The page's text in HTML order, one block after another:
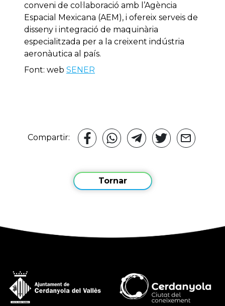
conveni de col·laboració amb l’Agència
Espacial Mexicana (AEM), i ofereix serveis de
disseny i integració de maquinària
especialitzada per a la creixent indústria
aeronàutica al país.
Font: web SENER
Compartir:
Tornar